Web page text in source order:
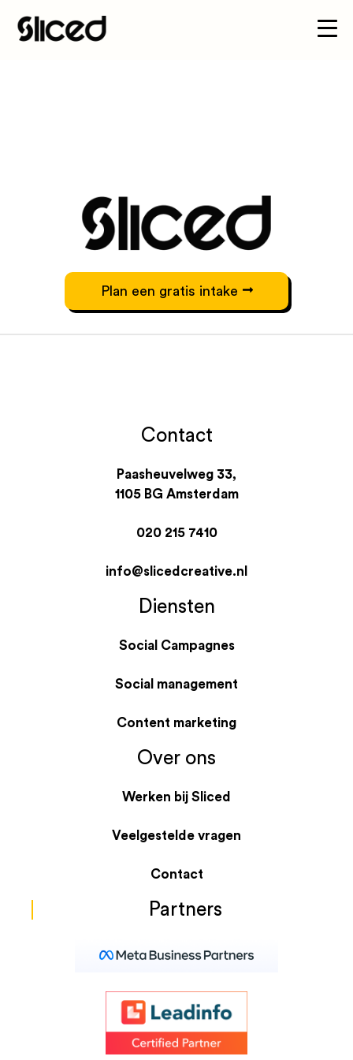
Plan een gratis intake
Contact
Paasheuvelweg 33,
1105 BG Amsterdam
020 215 7410
info@slicedcreative.nl
Diensten
Social Campagnes
Social management
Content marketing
Over ons
Werken bij Sliced
Veelgestelde vragen
Contact
Partners